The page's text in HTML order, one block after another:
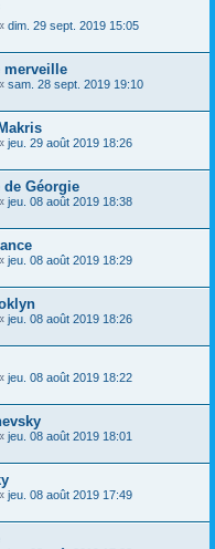
dim. 29 sept. 2019 15:05
merveille
sam. 28 sept. 2019 19:10
jeu. 29 août 2019 18:26
de Géorgie
jeu. 08 août 2019 18:38
jeu. 08 août 2019 18:29
jeu. 08 août 2019 18:26
jeu. 08 août 2019 18:22
jeu. 08 août 2019 18:01
jeu. 08 août 2019 17:49